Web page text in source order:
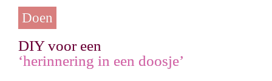
Doen
‘herinnering in een doosje’